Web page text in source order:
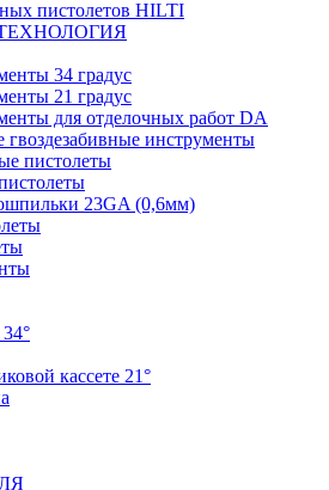
пистолетов HILTI
34 градус
21 градус
для отделочных работ DA
инструменты
пистолеты
23GA (0,6мм)
кассете 21°